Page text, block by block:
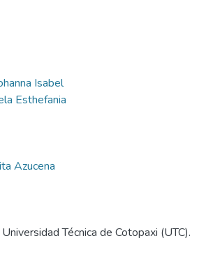
Isabel
Esthefania
Azucena
Técnica de Cotopaxi (UTC).